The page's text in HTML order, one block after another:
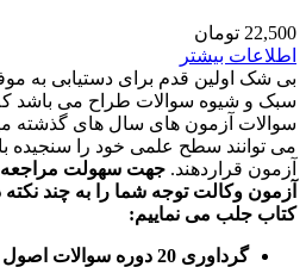
22,500 تومان
اطلاعات بیشتر
بی شک اولین قدم برای دستیابی به
سبک و شیوه سوالات طراح می باشد که
سوالات آزمون های سال های گذشته
می توانند سطح علمی خود را سنجیده
آزمون قراردهند.
آزمون وکالت توجه شما را به چند
کتاب جلب می نماییم: